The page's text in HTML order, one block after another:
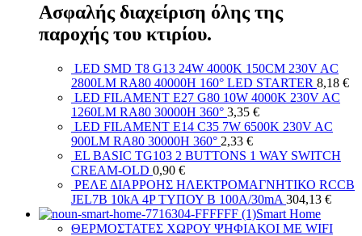
Ασφαλής διαχείριση όλης της
παροχής του κτιρίου.
LED SMD T8 G13 24W 4000K 150CM 230V AC
2800LM RA80 40000H 160° LED STARTER 8,18 €
LED FILAMENT E27 G80 10W 4000K 230V AC
1260LM RA80 30000H 360° 3,35 €
LED FILAMENT E14 C35 7W 6500K 230V AC
900LM RA80 30000H 360° 2,33 €
EL BASIC TG103 2 BUTTONS 1 WAY SWITCH
CREAM-OLD 0,90 €
ΡΕΛΕ ΔΙΑΡΡΟΗΣ ΗΛΕΚΤΡΟΜΑΓΝΗΤΙΚΟ RCCB
JEL7B 10kA 4P ΤΥΠΟΥ B 100A/30mA 304,13 €
Smart Home
ΘΕΡΜΟΣΤΑΤΕΣ ΧΩΡΟΥ ΨΗΦΙΑΚΟΙ ΜΕ WIFI